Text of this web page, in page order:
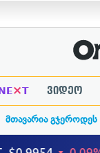
×T ვიდეო
მთავარია გჯეროდეს